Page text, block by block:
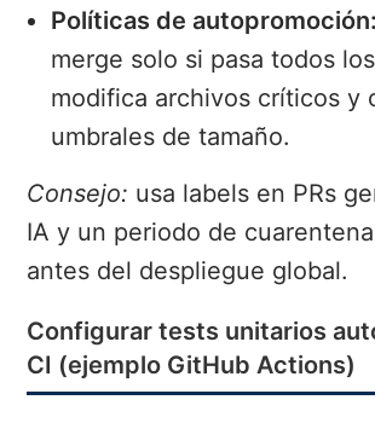
Políticas de autopromoción:
merge solo si pasa todos
modifica archivos críticos y
umbrales de tamaño.
Consejo: usa labels en PRs
IA y un periodo de
antes del despliegue global.
Configurar tests unitarios
CI (ejemplo GitHub Actions)